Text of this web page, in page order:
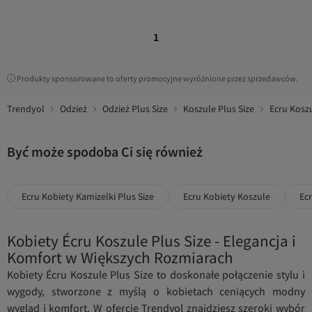
1
Produkty sponsorowane to oferty promocyjne wyróżnione przez sprzedawców.
Trendyol Odzież Odzież Plus Size Koszule Plus Size Ecru
Być może spodoba Ci się również
Ecru Kobiety Kamizelki Plus Size Ecru Kobiety Koszule
Kobiety Écru Koszule Plus Size - Elegancja i
Komfort w Większych Rozmiarach
Kobiety Écru Koszule Plus Size to doskonałe połączenie stylu i
wygody, stworzone z myślą o kobietach ceniących modny
wygląd i komfort. W ofercie Trendyol znajdziesz szeroki wybór